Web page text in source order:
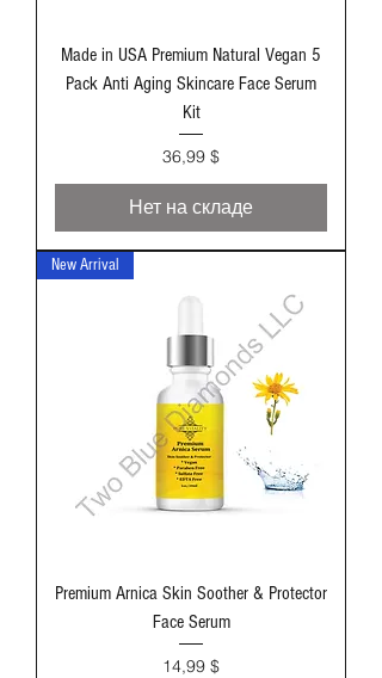
Made in USA Premium Natural Vegan 5
Pack Anti Aging Skincare Face Serum
Kit
Цена
36,99 $
Нет на складе
New Arrival
Premium Arnica Skin Soother & Protector
Face Serum
Цена
14,99 $